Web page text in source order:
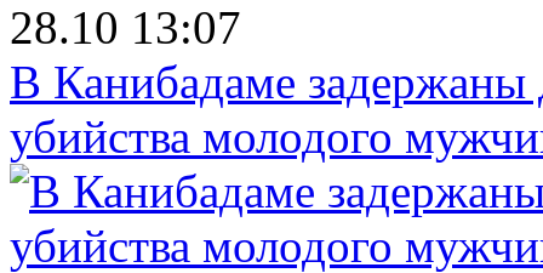
28.10 13:07
В Канибадаме задержаны
убийства молодого